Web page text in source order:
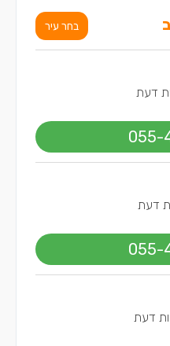
בחר עיר
דעת
055-
דעת
055-
דעת